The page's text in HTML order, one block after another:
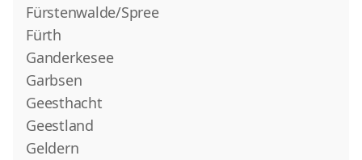
Fürstenwalde/Spree
Fürth
Ganderkesee
Garbsen
Geesthacht
Geestland
Geldern